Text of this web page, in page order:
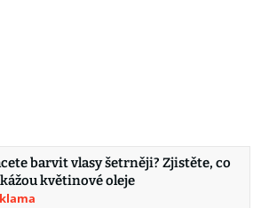
barvit vlasy šetrněji? Zjistěte, co
květinové oleje